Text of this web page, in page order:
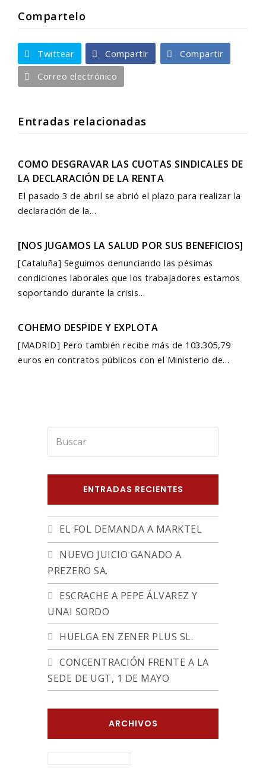
Compartelo
Twittear Compartir
Compartir
Correo electrónico
Entradas relacionadas
COMO DESGRAVAR LAS CUOTAS SINDICALES DE
LA DECLARACIÓN DE LA RENTA
El pasado 3 de abril se abrió el plazo para realizar la
declaración de la…
[NOS JUGAMOS LA SALUD POR SUS BENEFICIOS]
[Cataluña] Seguimos denunciando las pésimas
condiciones laborales que los trabajadores estamos
soportando durante la crisis…
COHEMO DESPIDE Y EXPLOTA
[MADRID] Pero también recibe más de 103.305,79
euros en contratos públicos con el Ministerio de…
ENTRADAS RECIENTES
EL FOL DEMANDA A MARKTEL
NUEVO JUICIO GANADO A
PREZERO SA.
ESCRACHE A PEPE ÁLVAREZ Y
UNAI SORDO
HUELGA EN ZENER PLUS SL.
CONCENTRACIÓN FRENTE A LA
SEDE DE UGT, 1 DE MAYO
ARCHIVOS